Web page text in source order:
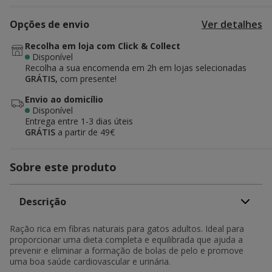
Opções de envio Ver detalhes
Recolha em loja com Click & Collect
Disponível
Recolha a sua encomenda em 2h em lojas selecionadas
GRÁTIS, com presente!
Envio ao domicílio
Disponível
Entrega entre 1-3 dias úteis
GRÁTIS a partir de 49€
Sobre este produto
Descrição
Ração rica em fibras naturais para gatos adultos. Ideal para
proporcionar uma dieta completa e equilibrada que ajuda a
prevenir e eliminar a formação de bolas de pelo e promove
uma boa saúde cardiovascular e urinária.